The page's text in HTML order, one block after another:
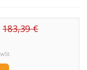
183,39 €